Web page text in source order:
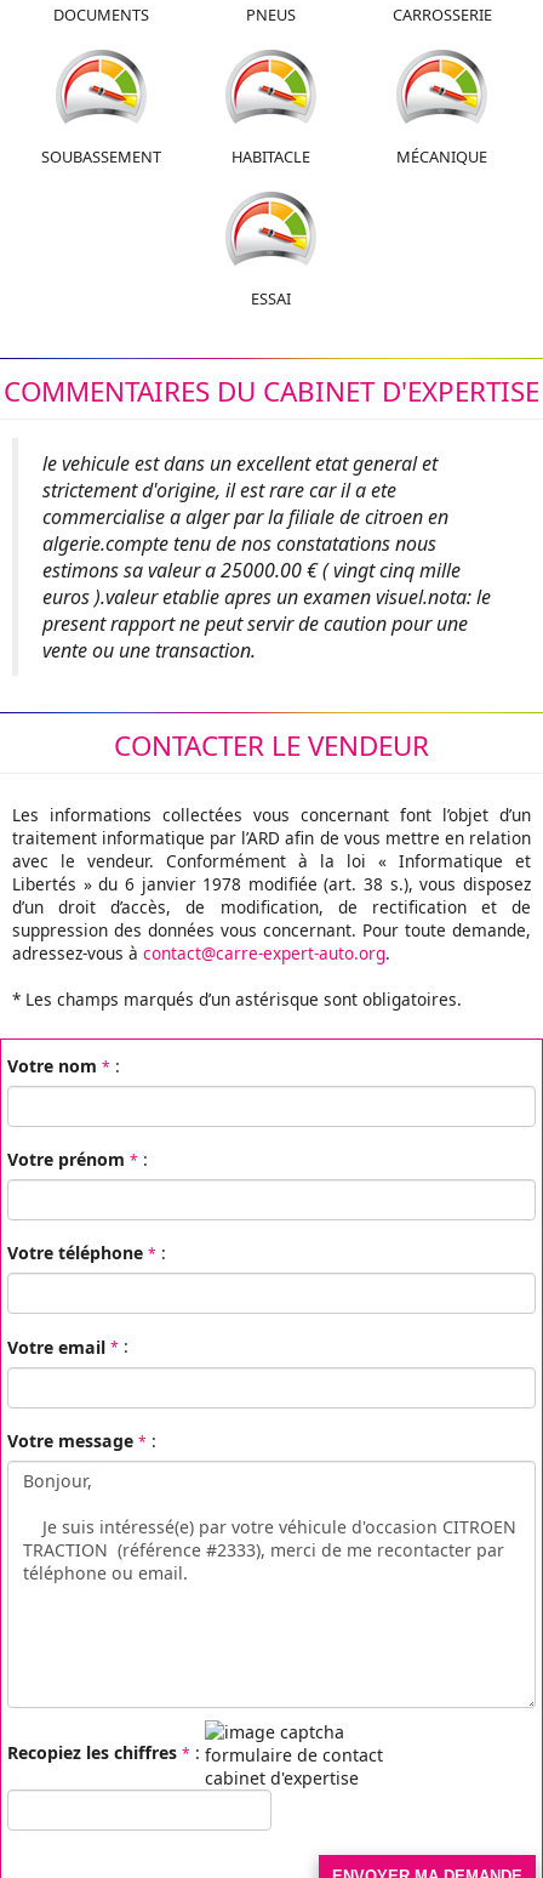
DOCUMENTS PNEUS CARROSSERIE
SOUBASSEMENT HABITACLE MÉCANIQUE
ESSAI
COMMENTAIRES DU CABINET D'EXPERTISE
le vehicule est dans un excellent etat general et
strictement d'origine, il est rare car il a ete
commercialise a alger par la filiale de citroen en
algerie.compte tenu de nos constatations nous
estimons sa valeur a 25000.00 € ( vingt cinq mille
euros ).valeur etablie apres un examen visuel.nota: le
present rapport ne peut servir de caution pour une
vente ou une transaction.
CONTACTER LE VENDEUR
Les informations collectées vous concernant font l’objet d’un
traitement informatique par l’ARD afin de vous mettre en relation
avec le vendeur. Conformément à la loi « Informatique et
Libertés » du 6 janvier 1978 modifiée (art. 38 s.), vous disposez
d’un droit d’accès, de modification, de rectification et de
suppression des données vous concernant. Pour toute demande,
adressez-vous à contact@carre-expert-auto.org.
* Les champs marqués d’un astérisque sont obligatoires.
Votre nom * :
Votre prénom * :
Votre téléphone * :
Votre email * :
Votre message * :
Recopiez les chiffres * :